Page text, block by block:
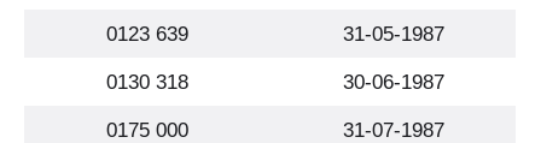
0123 639 31-05-1987
0130 318 30-06-1987
0175 000 31-07-1987